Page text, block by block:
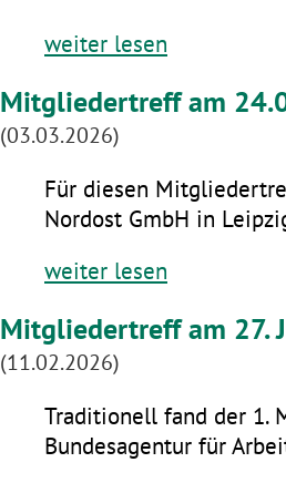
weiter lesen
Mitgliedertreff am
(03.03.2026)
Für diesen
Nordost GmbH in
weiter lesen
Mitgliedertreff am 27.
(11.02.2026)
Traditionell fand der 1.
Bundesagentur für